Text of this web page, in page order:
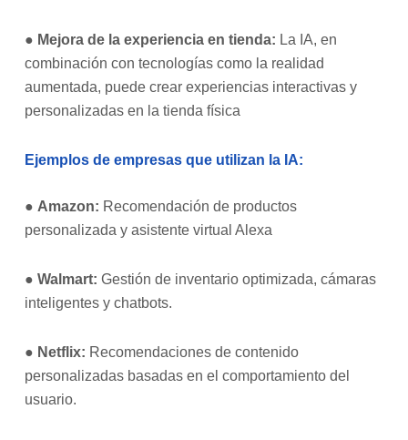
● Mejora de la experiencia en tienda: La IA, en
combinación con tecnologías como la realidad
aumentada, puede crear experiencias interactivas y
personalizadas en la tienda física
Ejemplos de empresas que utilizan la IA:
● Amazon: Recomendación de productos
personalizada y asistente virtual Alexa
●Walmart: Gestión de inventario optimizada, cámaras
inteligentes y chatbots.
● Netflix: Recomendaciones de contenido
personalizadas basadas en el comportamiento del
usuario.